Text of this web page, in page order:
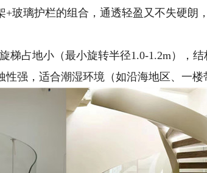
玻璃护栏的组合，通透轻盈又不失硬朗
占地小（最小旋转半径1.0-1.2m），
强，适合潮湿环境（如沿海地区、一楼